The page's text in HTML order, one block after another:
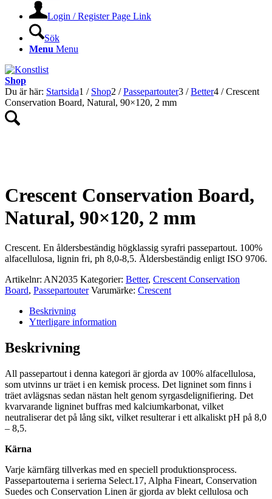
Login / Register Page Link
Sök
Menu Menu
Shop
Du är här: Startsida1 / Shop2 / Passepartouter3 / Better4 / Crescent
Conservation Board, Natural, 90×120, 2 mm
Crescent Conservation Board,
Natural, 90×120, 2 mm
Crescent. En åldersbeständig högklassig syrafri passepartout. 100%
alfacellulosa, lignin fri, ph 8,0-8,5. Åldersbeständig enligt ISO 9706.
Artikelnr: AN2035 Kategorier: Better, Crescent Conservation
Board, Passepartouter Varumärke: Crescent
Beskrivning
Ytterligare information
Beskrivning
All passepartout i denna kategori är gjorda av 100% alfacellulosa,
som utvinns ur träet i en kemisk process. Det ligninet som finns i
träet avlägsnas sedan nästan helt genom syrgasdelignifiering. Det
kvarvarande ligninet buffras med kalciumkarbonat, vilket
neutraliserar det på lång sikt, vilket resulterar i ett alkaliskt pH på 8,0
– 8,5.
Kärna
Varje kärnfärg tillverkas med en speciell produktionsprocess.
Passepartouterna i serierna Select.17, Alpha Fineart, Conservation
Suedes och Conservation Linen är gjorda av blekt cellulosa och